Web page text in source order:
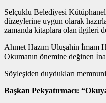
Selçuklu Belediyesi
düzeylerine uygun olarak
zamanda kitaplara olan ilgileri
Ahmet Hazım Uluşahin İmam
Okumanın önemine değinen
Söyleşiden duydukları
Başkan Pekyatırmacı: